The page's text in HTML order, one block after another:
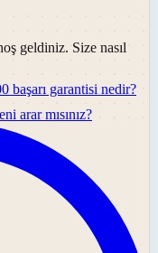
geldiniz. Size nasıl
başarı garantisi nedir?
arar mısınız?